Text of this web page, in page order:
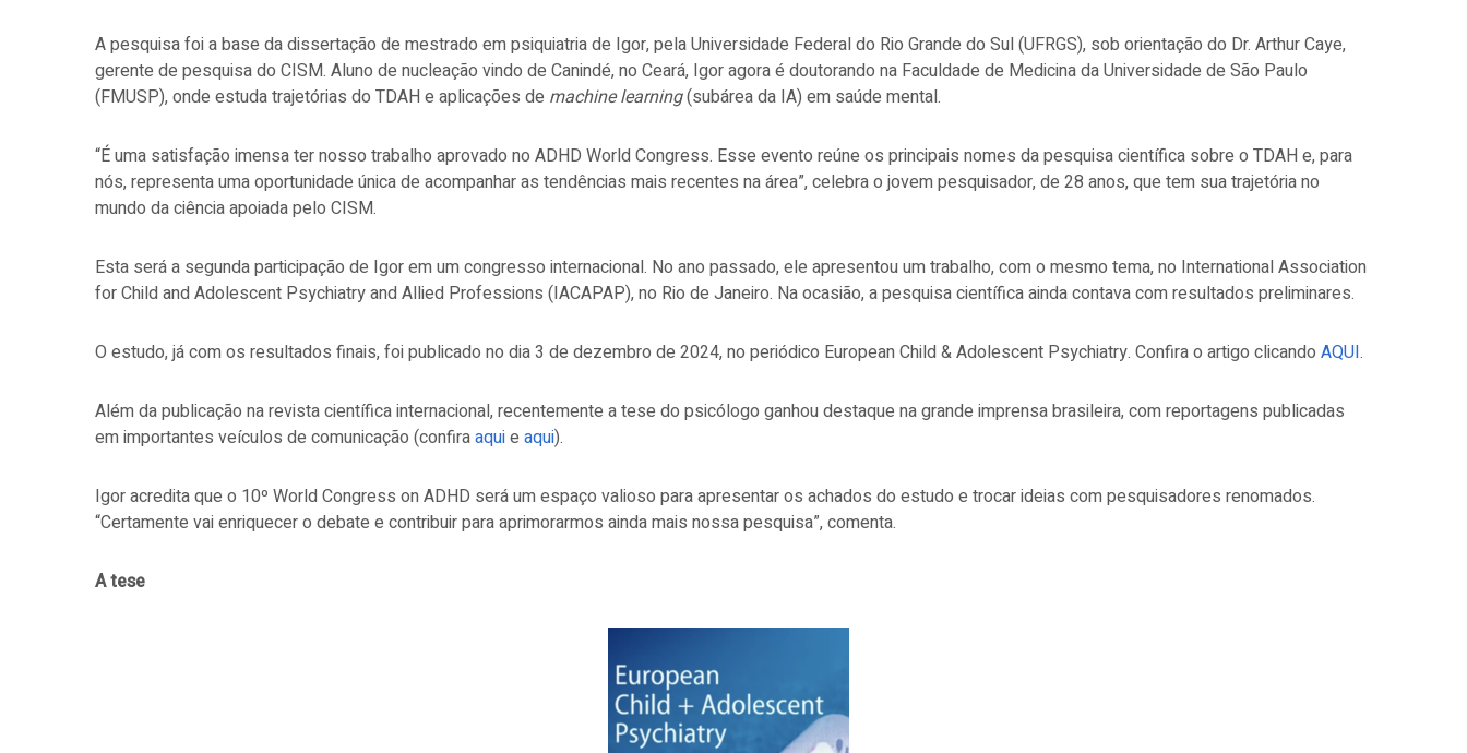
A pesquisa foi a base da dissertação de mestrado em psiquiatria de Igor, pela Universidade Federal do Rio Grande do Sul (UFRGS), sob orientação do Dr. Arthur Caye,
gerente de pesquisa do CISM. Aluno de nucleação vindo de Canindé, no Ceará, Igor agora é doutorando na Faculdade de Medicina da Universidade de São Paulo
(FMUSP), onde estuda trajetórias do TDAH e aplicações de machine learning(subárea da IA) em saúde mental.
“É uma satisfação imensa ter nosso trabalho aprovado no ADHD World Congress. Esse evento reúne os principais nomes da pesquisa científica sobre o TDAH e, para
nós, representa uma oportunidade única de acompanhar as tendências mais recentes na área”, celebra o jovem pesquisador, de 28 anos, que tem sua trajetória no
mundo da ciência apoiada pelo CISM.
Esta será a segunda participação de Igor em um congresso internacional. No ano passado, ele apresentou um trabalho, com o mesmo tema, no International Association
for Child and Adolescent Psychiatry and Allied Professions (IACAPAP), no Rio de Janeiro. Na ocasião, a pesquisa científica ainda contava com resultados preliminares.
O estudo, já com os resultados finais, foi publicado no dia 3 de dezembro de 2024, no periódico European Child & Adolescent Psychiatry. Confira o artigo clicando AQUI.
Além da publicação na revista científica internacional, recentemente a tese do psicólogo ganhou destaque na grande imprensa brasileira, com reportagens publicadas
em importantes veículos de comunicação (confiraaquie aqui).
Igor acredita que o 10º World Congress on ADHD será um espaço valioso para apresentar os achados do estudo e trocar ideias com pesquisadores renomados.
“Certamente vai enriquecer o debate e contribuir para aprimorarmos ainda mais nossa pesquisa”, comenta.
A tese